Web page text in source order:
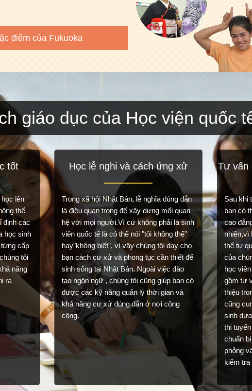
điểm của Fukuoka
giáo dục của Học viện quốc
tốt
lên
thể
định các
học sinh
cấp
tôi
năng
ra
Học lễ nghi và cách ứng xử
Trong xã hội Nhật Bản, lễ nghĩa đúng đắn
là điều quan trọng để xây dựng mối quan
hệ với mọi người.Vì cứ không phải là sinh
viên quốc tế là có thể nói "tôi không thể"
hay"không biết", vì vậy chúng tôi dạy cho
bạn cách cư xử và phong tục cần thiết để
sinh sống tại Nhật Bản. Ngoài việc đào
tạo ngôn ngữ , chúng tôi cũng giúp bạn có
được các kỹ năng quản lý thời gian và
khả năng cư xử đúng đắn ở nơi công
cộng.
Tư vấn
Sau khi
bạn có
cao
nhiên,vì
thể tự
của
học
gồm tư
thiệu
cũng
sinh
thi
chuẩn
phỏng
kiểm tra